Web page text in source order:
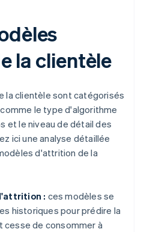
la clientèle
la clientèle sont catégorisés
le type d'algorithme
et le niveau de détail des
ici une analyse détaillée
d'attrition de la
: ces modèles se
historiques pour prédire la
cesse de consommer à